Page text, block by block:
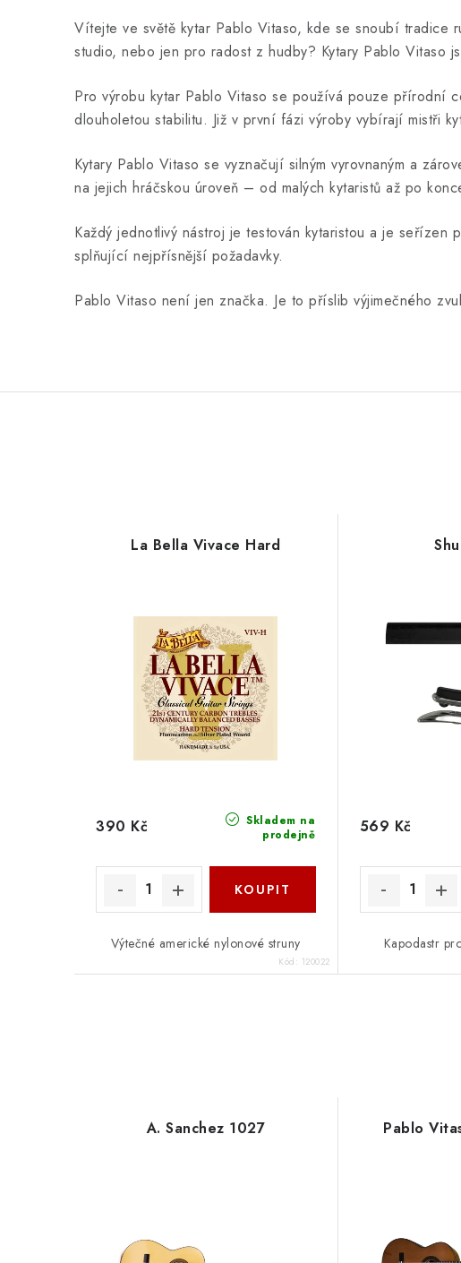
Vítejte ve světě kytar Pablo Vitaso, kde se snoubí tradice
studio, nebo jen pro radost z hudby? Kytary Pablo Vitaso
Pro výrobu kytar Pablo Vitaso se používá pouze přírodní
dlouholetou stabilitu. Již v první fázi výroby vybírají mistři
Kytary Pablo Vitaso se vyznačují silným vyrovnaným a
na jejich hráčskou úroveň – od malých kytaristů až po
Každý jednotlivý nástroj je testován kytaristou a je
splňující nejpřísnější požadavky.
Pablo Vitaso není jen značka. Je to příslib výjimečného
La Bella Vivace Hard
Skladem na
prodejně
390 Kč
Výtečné americké nylonové struny
Kód: 120022
569 Kč
Kapodastr
A. Sanchez 1027 Pablo